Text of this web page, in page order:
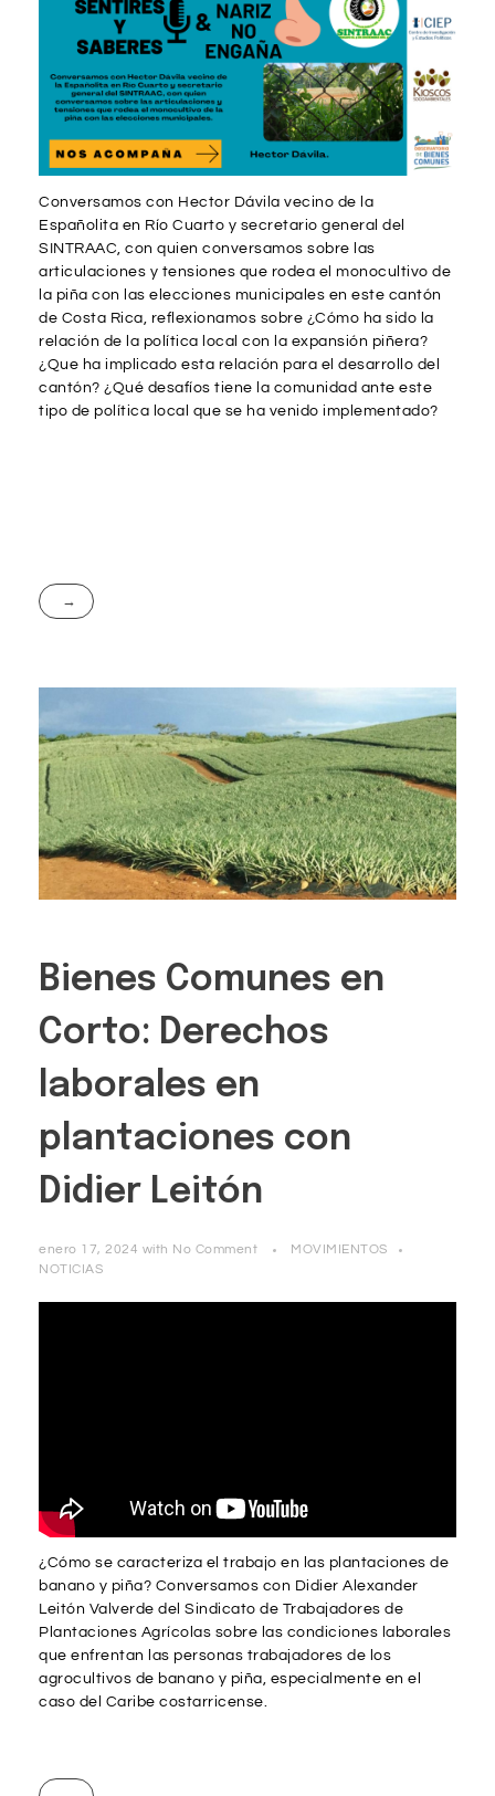
Conversamos con Hector Dávila vecino de la
Españolita en Río Cuarto y secretario general del
SINTRAAC, con quien conversamos sobre las
articulaciones y tensiones que rodea el monocultivo de
la piña con las elecciones municipales en este cantón
de Costa Rica, reflexionamos sobre ¿Cómo ha sido la
relación de la política local con la expansión piñera?
¿Que ha implicado esta relación para el desarrollo del
cantón? ¿Qué desafíos tiene la comunidad ante este
tipo de política local que se ha venido implementado?
Bienes Comunes en
Corto: Derechos
laborales en
plantaciones con
Didier Leitón
enero 17, 2024 with No Comment
MOVIMIENTOS
NOTICIAS
¿Cómo se caracteriza el trabajo en las plantaciones de
banano y piña? Conversamos con Didier Alexander
Leitón Valverde del Sindicato de Trabajadores de
Plantaciones Agrícolas sobre las condiciones laborales
que enfrentan las personas trabajadores de los
agrocultivos de banano y piña, especialmente en el
caso del Caribe costarricense.